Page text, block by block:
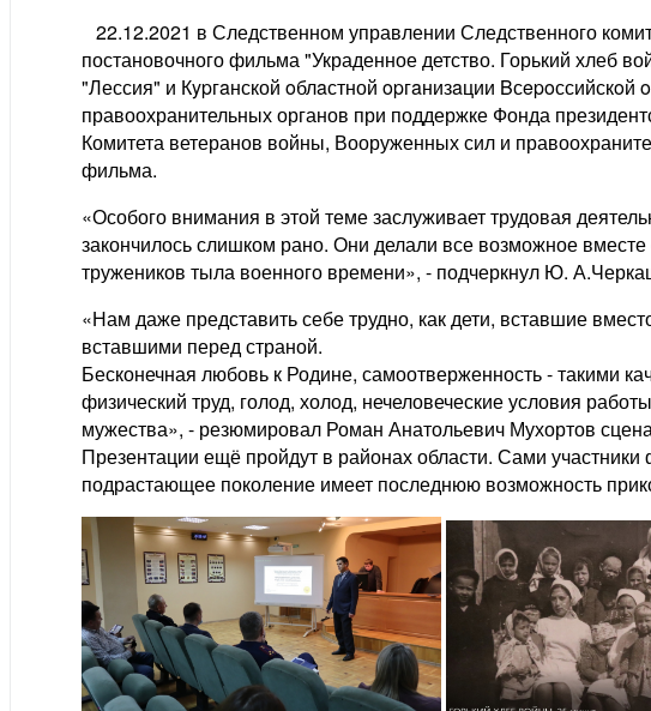
22.12.2021 в Следственном управлении Следственного
постановочного фильма "Украденное детство. Горький хлеб
"Лессия" и Кypгaнской oблaстной opгaнизaции
правоохранительных органов при поддержке Фонда
Комитета ветеранов войны, Вооруженных сил и
фильма.
«Особого внимания в этой теме заслуживает трудовая
закончилось слишком рано. Они делали все возможное
тружеников тыла военного времени», - подчеркнул Ю.
«Нам даже представить себе трудно, как дети, вставшие
вставшими перед страной.
Бесконечная любовь к Родине, самоотверженность - такими
физический труд, голод, холод, нечеловеческие условия
мужества», - резюмировал Роман Анатольевич Мухортов
Презентации ещё пройдут в районах области. Сами
подрастающее поколение имеет последнюю возможность